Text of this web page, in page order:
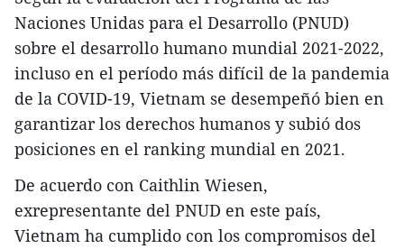
Naciones Unidas para el Desarrollo (PNUD)
sobre el desarrollo humano mundial 2021-2022,
incluso en el período más difícil de la pandemia
de la COVID-19, Vietnam se desempeñó bien en
garantizar los derechos humanos y subió dos
posiciones en el ranking mundial en 2021.
De acuerdo con Caithlin Wiesen,
exrepresentante del PNUD en este país,
Vietnam ha cumplido con los compromisos del